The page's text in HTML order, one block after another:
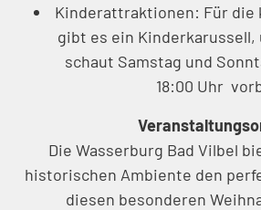
Kinderattraktionen: Für die
gibt es ein Kinderkarussell,
schaut Samstag und
18:00 Uhr
Die Wasserburg Bad Vilbel
historischen Ambiente den
diesen besonderen